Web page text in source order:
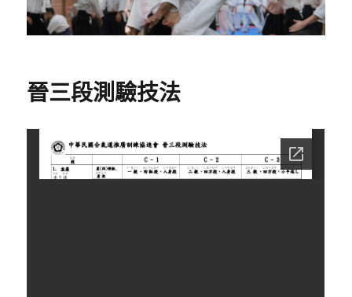
晉三段測驗技法